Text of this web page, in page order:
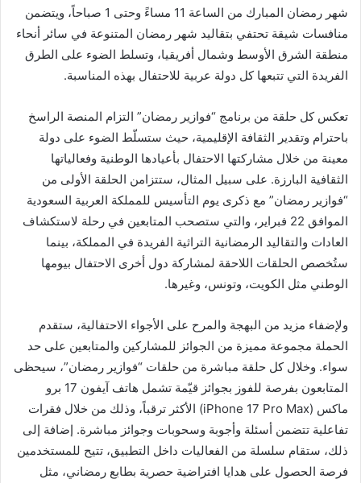
شهر رمضان المبارك من الساعة 11 مساءً وحتى 1 صباحاً، ويتضمن
منافسات شيقة تحتفي بتقاليد شهر رمضان المتنوعة في سائر أنحاء
منطقة الشرق الأوسط وشمال أفريقيا، وتسلط الضوء على الطرق
الفريدة التي تتبعها كل دولة عربية للاحتفال بهذه المناسبة.
تعكس كل حلقة من برنامج “فوازير رمضان” التزام المنصة الراسخ
باحترام وتقدير الثقافة الإقليمية، حيث ستسلّط الضوء على دولة
معينة من خلال مشاركتها الاحتفال بأعيادها الوطنية وفعالياتها
الثقافية البارزة. على سبيل المثال، ستتزامن الحلقة الأولى من
“فوازير رمضان” مع ذكرى يوم التأسيس للمملكة العربية السعودية
الموافق 22 فبراير، والتي ستصحب المتابعين في رحلة لاستكشاف
العادات والتقاليد الرمضانية التراثية الفريدة في المملكة، بينما
ستُخصص الحلقات اللاحقة لمشاركة دول أخرى الاحتفال بيومها
الوطني مثل الكويت، وتونس، وغيرها.
ولإضفاء مزيد من البهجة والمرح على الأجواء الاحتفالية، ستقدم
الحملة مجموعة مميزة من الجوائز للمشاركين والمتابعين على حد
سواء. وخلال كل حلقة مباشرة من حلقات “فوازير رمضان”، سيحظى
المتابعون بفرصة للفوز بجوائز قيّمة تشمل هاتف آيفون 17 برو
ماكس (iPhone 17 Pro Max) الأكثر ترقباً، وذلك من خلال فقرات
تفاعلية تتضمن أسئلة وأجوبة وسحوبات وجوائز مباشرة. إضافة إلى
ذلك، ستقام سلسلة من الفعاليات داخل التطبيق، تتيح للمستخدمين
فرصة الحصول على هدايا افتراضية حصرية بطابع رمضاني، مثل